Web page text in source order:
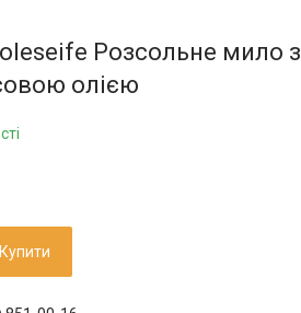
Розсольне мило з
олією
Купити